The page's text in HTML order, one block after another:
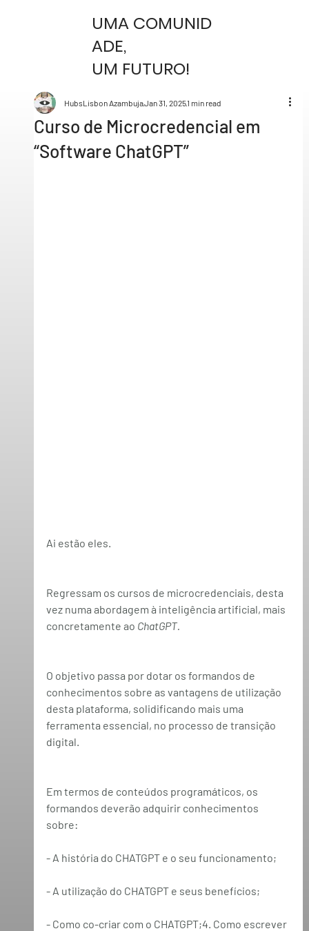
UMA COMUNID
ADE,
UM FUTURO!
Curso de Microcredencial em
“Software ChatGPT”
HubsLisbon AzambujaJan 31, 20251 min read
Ai estão eles.
Regressam os cursos de microcredenciais, desta
vez numa abordagem à inteligência artificial, mais
concretamente ao ChatGPT.
O objetivo passa por dotar os formandos de
conhecimentos sobre as vantagens de utilização
desta plataforma, solidificando mais uma
ferramenta essencial, no processo de transição
digital.
Em termos de conteúdos programáticos, os
formandos deverão adquirir conhecimentos
sobre:
- A história do CHATGPT e o seu funcionamento;
- A utilização do CHATGPT e seus benefícios;
- Como co-criar com o CHATGPT;4. Como escrever